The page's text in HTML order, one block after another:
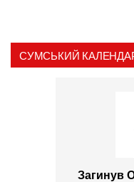
СУМСЬКИЙ
Загинув